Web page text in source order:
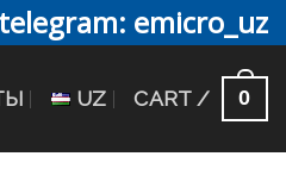
emicro_uz
UZ CART / 0